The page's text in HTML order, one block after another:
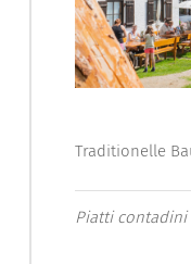
Traditionelle
Piatti